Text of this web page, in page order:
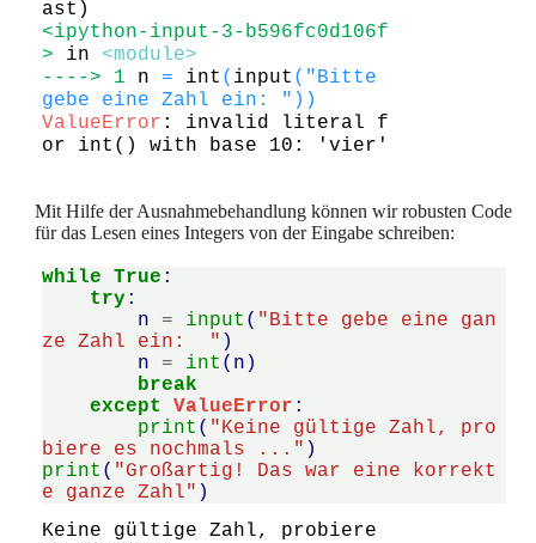
<ipython-input-3-b596fc0d106f
> in <module>
----> 1
n = int ( input ( "Bitte
gebe eine Zahl ein: " ) )
ValueError : invalid literal f
or int() with base 10: 'vier'
Mit Hilfe der Ausnahmebehandlung können wir robusten Code
für das Lesen eines Integers von der Eingabe schreiben:
while True :
try :
n
= input ( "Bitte gebe eine gan
ze Zahl ein:  " )
n
= int ( n )
break
except
ValueError :
print ( "Keine gültige Zahl, pro
biere es nochmals ..." )
print ( "Großartig! Das war eine korrekt
e ganze Zahl" )
Keine gültige Zahl, probiere